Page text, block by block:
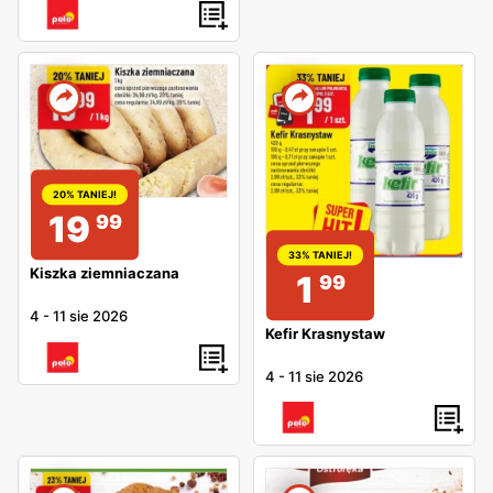
inne
20% TANIEJ!
19 99
Kiszka ziemniaczana
4 -11 sie 2026
33% TANIEJ!
1 99
Kefir Krasnystaw
4 -11 sie 2026